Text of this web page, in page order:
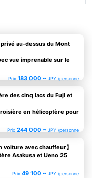
privé au-dessus du Mont
vue imprenable sur le
Prix 183 000 ~ JPY /personne
des cinq lacs du Fuji et
en hélicoptère pour
Prix 244 000 ~ JPY /personne
voiture avec chauffeur】
Asakusa et Ueno 25
Prix 49 100 ~ JPY /personne